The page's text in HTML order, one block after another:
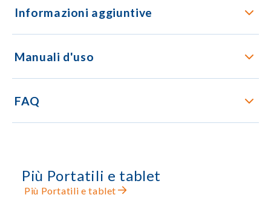
Informazioni aggiuntive
Manuali d'uso
FAQ
Più Portatili e tablet
Più Portatili e tablet